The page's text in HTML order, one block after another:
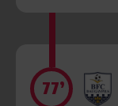
77’